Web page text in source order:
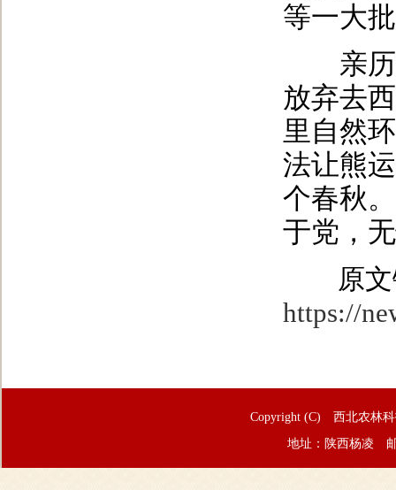
等一大
亲历水
放弃去
里自然
法让熊
个春秋
于党，
原文
https://
Copyright (C) 西北农林
地址：陕西杨凌